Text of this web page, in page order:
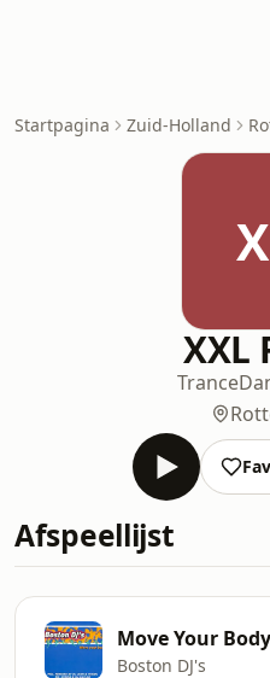
Startpagina Zuid-Holland
XXL
Trance
Afspeellijst
Move Your Body
Boston DJ's